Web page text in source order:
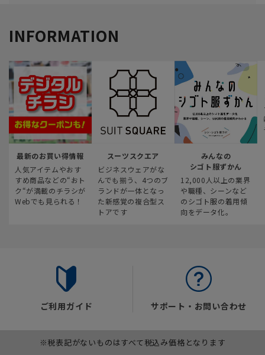
INFORMATION
最新のお買い得情報
人気アイテムやおす
すめ商品などの“おト
ク“が満載のチラシが
Webでも見られる！
スーツスクエア
ビジネスウェアがな
んでも揃う、4つのブ
ランドが一体となっ
た新感覚の複合型ス
トアです
みんなの
シゴト服ずかん
12,000人以上の業界
や職種、シーンなど
のシゴト服の着用傾
向をデータ化。
ご利用ガイド サポート・お問い合わせ
※税表記がないものはすべて税込み価格となります